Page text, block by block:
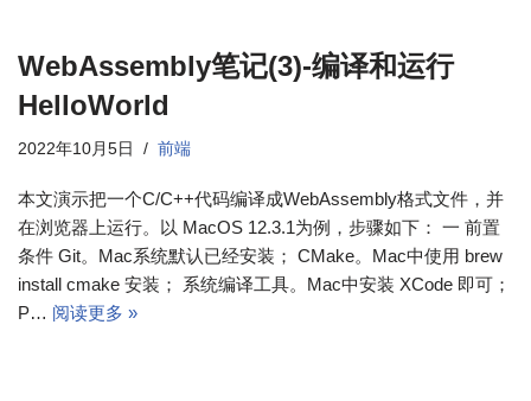
WebAssembly笔记(3)-编译和运行
HelloWorld
2022年10月5日 前端
本文演示把一个C/C++代码编译成WebAssembly格式文件，并
在浏览器上运行。以 MacOS 12.3.1为例，步骤如下： 一 前置
条件 Git。Mac系统默认已经安装； CMake。Mac中使用 brew
install cmake 安装； 系统编译工具。Mac中安装 XCode 即可；
P… 阅读更多 »